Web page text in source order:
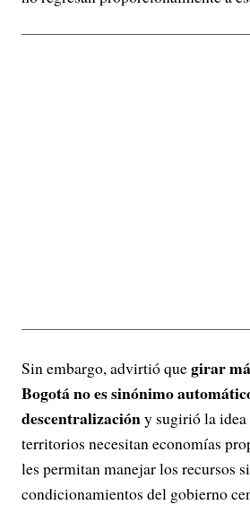
Sin embargo, advirtió quegirar
Bogotá no es sinónimo
descentralizacióny sugirió la idea
territorios necesitan economías
les permitan manejar los recursos
condicionamientos del gobierno